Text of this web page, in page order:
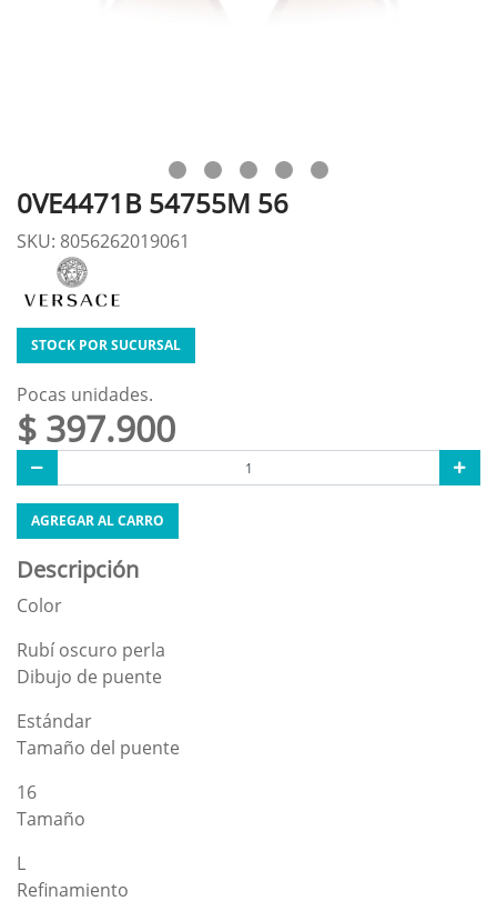
0VE4471B 54755M 56
SKU: 8056262019061
STOCK POR SUCURSAL
Pocas unidades.
$ 397.900
AGREGAR AL CARRO
Descripción
Color
Rubí oscuro perla
Dibujo de puente
Estándar
Tamaño del puente
16
Tamaño
L
Refinamiento